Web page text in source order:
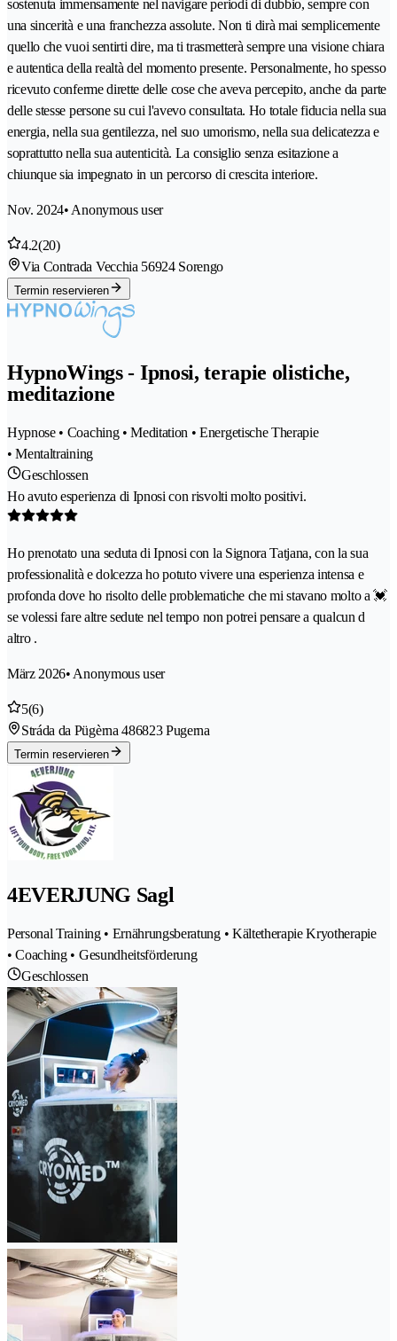
sostenuta immensamente nel navigare periodi di dubbio, sempre con
una sincerità e una franchezza assolute. Non ti dirà mai semplicemente
quello che vuoi sentirti dire, ma ti trasmetterà sempre una visione chiara
e autentica della realtà del momento presente. Personalmente, ho spesso
ricevuto conferme dirette delle cose che aveva percepito, anche da parte
delle stesse persone su cui l'avevo consultata. Ho totale fiducia nella sua
energia, nella sua gentilezza, nel suo umorismo, nella sua delicatezza e
soprattutto nella sua autenticità. La consiglio senza esitazione a
chiunque sia impegnato in un percorso di crescita interiore.
Nov. 2024• Anonymous user
4.2(20)
Via Contrada Vecchia 56924 Sorengo
Termin reservieren
HypnoWings - Ipnosi, terapie olistiche,
meditazione
Hypnose • Coaching • Meditation • Energetische Therapie
• Mentaltraining
Geschlossen
Ho avuto esperienza di Ipnosi con risvolti molto positivi.
Ho prenotato una seduta di Ipnosi con la Signora Tatjana, con la sua
professionalità e dolcezza ho potuto vivere una esperienza intensa e
profonda dove ho risolto delle problematiche che mi stavano molto a 💓
se volessi fare altre sedute nel tempo non potrei pensare a qualcun d
altro .
März 2026• Anonymous user
5(6)
Stráda da Pügèrna 486823 Pugerna
Termin reservieren
4EVERJUNG Sagl
Personal Training • Ernährungsberatung • Kältetherapie Kryotherapie
• Coaching • Gesundheitsförderung
Geschlossen